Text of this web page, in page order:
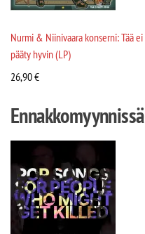
Nurmi & Niinivaara konserni: Tää ei
pääty hyvin (LP)
26,90€
Ennakkomyynnissä